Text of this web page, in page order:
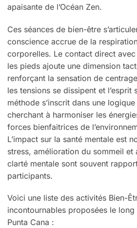
apaisante de l’Océan Zen.
Ces séances de bien-être
conscience accrue de la
corporelles. Le contact direct
les pieds ajoute une dimension
renforçant la sensation de
les tensions se dissipent et l’esprit
méthode s’inscrit dans une logique
cherchant à harmoniser les
forces bienfaitrices de
L’impact sur la santé mentale est
stress, amélioration du sommeil et
clarté mentale sont souvent
participants.
Voici une liste des activités Bien-
incontournables proposées le
Punta Cana :